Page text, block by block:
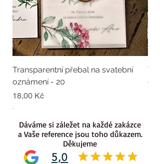
Transparentní přebal na svatební
oznámení - 20
Cena
18,00 Kč
.
5,0
Dáváme si záležet na každé zakázce
a Vaše reference jsou toho důkazem.
Děkujeme